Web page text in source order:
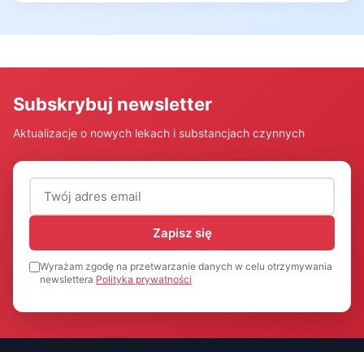
Subskrybuj newsletter
Aktualizacje o nowych lekach i substancjach czynnych
Adres email (wymagany)
Zapisz się
Wyrażam zgodę na przetwarzanie danych w celu otrzymywania
newslettera Polityka prywatności